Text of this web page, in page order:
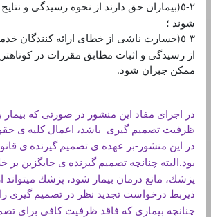
٢-٥(بيماران حق دارند از نحوه رسيدگی و
شوند ؛
٣-٥(خسارت ناشی از خطای ارائه كنندگان
از رسيدگی و اثبات مطابق مقررات در
ممكن جبران شود.
در اجرای مفاد اين منشور در صورتی كه بيمار
ظرفيت تصميم گيری باشد، اعمال كليه ی
در اين منشور -بر عهده ی تصميم گيرنده ی
بود.البته چنانچه تصميم گيرنده ی جايگزين بر
پزشك، مانع درمان بيمار شود، پزشك ميتواند
ذيربط درخواست تجديد نظر در تصميم گيری را
چنانچه بيماری كه فاقد ظرفيت كافی برای